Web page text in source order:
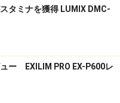
タミナを獲得 LUMIX DMC-
ー EXILIM PRO EX-P600レ